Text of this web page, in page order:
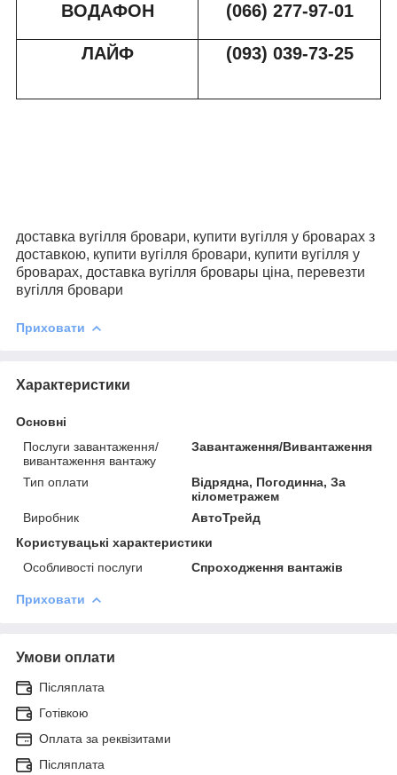
ВОДАФОН (066) 277-97-01
ЛАЙФ (093) 039-73-25
доставка вугілля бровари, купити вугілля у броварах з
доставкою, купити вугілля бровари, купити вугілля у
броварах, доставка вугілля бровары ціна, перевезти
вугілля бровари
Приховати
Характеристики
Основні
Послуги завантаження/
вивантаження вантажу
Завантаження/Вивантаження
Тип оплати
Відрядна, Погодинна, За
кілометражем
Виробник
АвтоТрейд
Користувацькі характеристики
Особливості послуги
Спроходження вантажів
Приховати
Умови оплати
Післяплата
Готівкою
Оплата за реквізитами
Післяплата